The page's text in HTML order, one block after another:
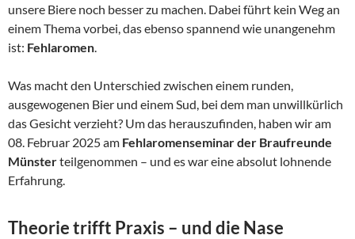
unsere Biere noch besser zu machen. Dabei führt kein Weg an
einem Thema vorbei, das ebenso spannend wie unangenehm
ist: Fehlaromen.
Was macht den Unterschied zwischen einem runden,
ausgewogenen Bier und einem Sud, bei dem man unwillkürlich
das Gesicht verzieht? Um das herauszufinden, haben wir am
08. Februar 2025 am Fehlaromenseminar der Braufreunde
Münsterteilgenommen – und es war eine absolut lohnende
Erfahrung.
Theorie trifft Praxis – und die Nase